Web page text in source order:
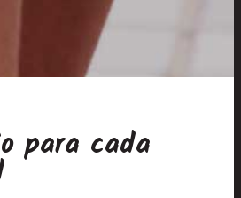
para cada